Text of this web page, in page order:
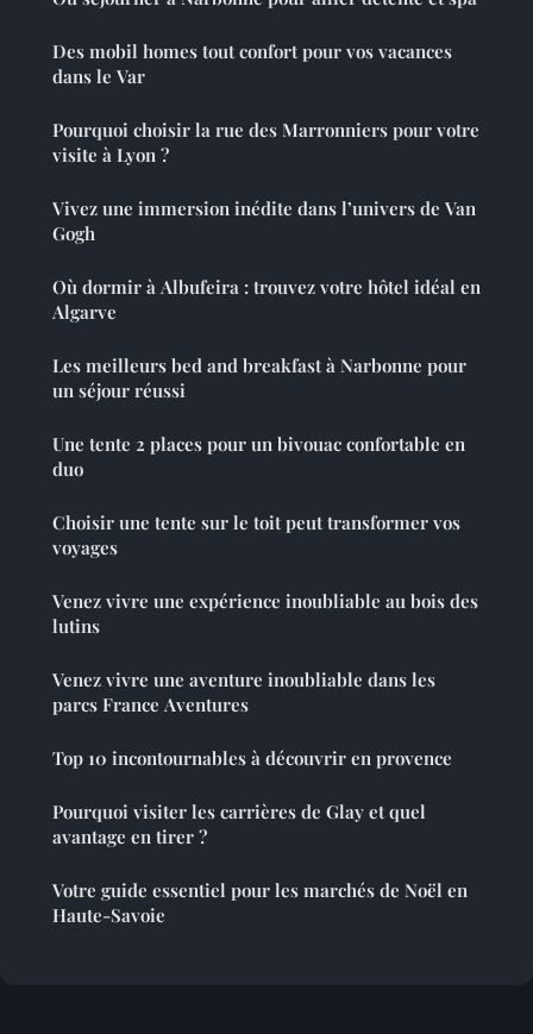
Des mobil homes tout confort pour vos vacances
dans le Var
Pourquoi choisir la rue des Marronniers pour votre
visite à Lyon ?
Vivez une immersion inédite dans l’univers de Van
Gogh
Où dormir à Albufeira : trouvez votre hôtel idéal en
Algarve
Les meilleurs bed and breakfast à Narbonne pour
un séjour réussi
Une tente 2 places pour un bivouac confortable en
duo
Choisir une tente sur le toit peut transformer vos
voyages
Venez vivre une expérience inoubliable au bois des
lutins
Venez vivre une aventure inoubliable dans les
parcs France Aventures
Top 10 incontournables à découvrir en provence
Pourquoi visiter les carrières de Glay et quel
avantage en tirer ?
Votre guide essentiel pour les marchés de Noël en
Haute-Savoie